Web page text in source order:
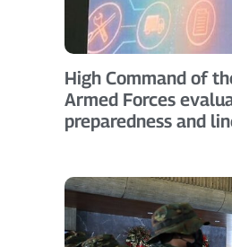
High Command of
Armed Forces
preparedness and